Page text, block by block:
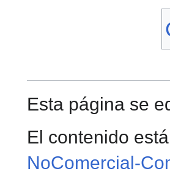
Esta página se
El contenido
NoComercial-